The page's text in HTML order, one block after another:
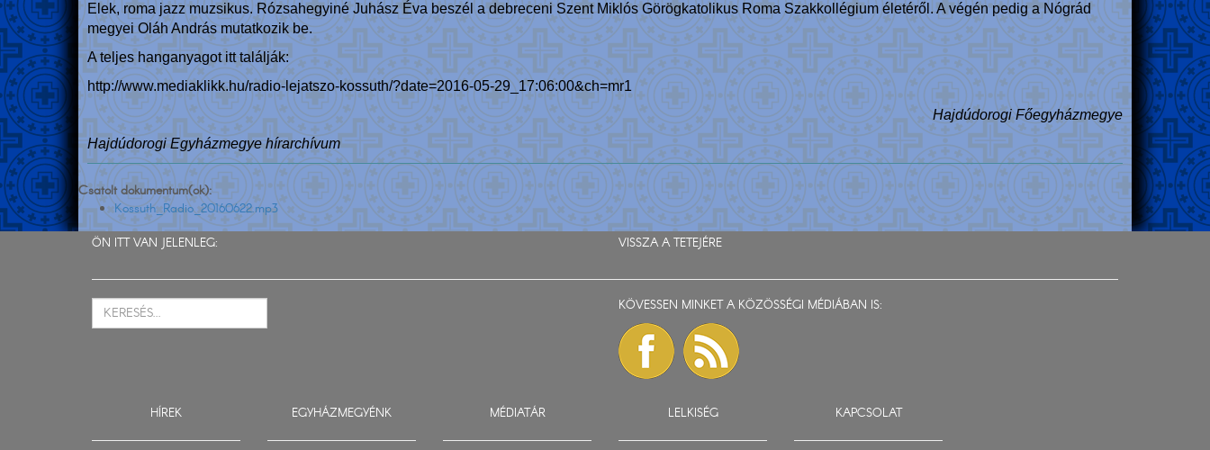
Elek, roma jazz muzsikus. Rózsahegyiné Juhász Éva beszél a debreceni Szent Miklós Görögkatolikus Roma Szakkollégium életéről. A végén pedig a Nógrád
megyei Oláh András mutatkozik be.
A teljes hanganyagot itt találják:
http://www.mediaklikk.hu/radio-lejatszo-kossuth/?date=2016-05-29_17:06:00&ch=mr1
Hajdúdorogi Főegyházmegye
Hajdúdorogi Egyházmegye hírarchívum
Csatolt dokumentum(ok):
Kossuth_Radio_20160622.mp3
ÖN ITT VAN JELENLEG: VISSZA A TETEJÉRE
KÖVESSEN MINKET A KÖZÖSSÉGI MÉDIÁBAN IS:
HÍREK EGYHÁZMEGYÉNK MÉDIATÁR LELKISÉG KAPCSOLAT